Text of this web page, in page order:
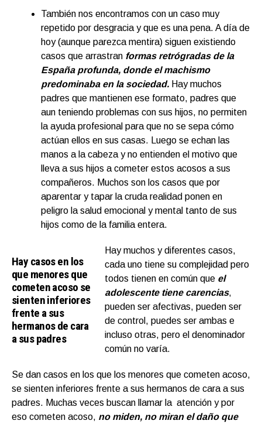
También nos encontramos con un caso muy
repetido por desgracia y que es una pena. A día de
hoy (aunque parezca mentira) siguen existiendo
casos que arrastran formas retrógradas de la
España profunda, donde el machismo
predominaba en la sociedad. Hay muchos
padres que mantienen ese formato, padres que
aun teniendo problemas con sus hijos, no permiten
la ayuda profesional para que no se sepa cómo
actúan ellos en sus casas. Luego se echan las
manos a la cabeza y no entienden el motivo que
lleva a sus hijos a cometer estos acosos a sus
compañeros. Muchos son los casos que por
aparentar y tapar la cruda realidad ponen en
peligro la salud emocional y mental tanto de sus
hijos como de la familia entera.
Hay casos en los
que menores que
cometen acoso se
sienten inferiores
frente a sus
hermanos de cara
a sus padres
Hay muchos y diferentes casos,
cada uno tiene su complejidad pero
todos tienen en común que el
adolescente tiene carencias,
pueden ser afectivas, pueden ser
de control, puedes ser ambas e
incluso otras, pero el denominador
común no varía.
Se dan casos en los que los menores que cometen acoso,
se sienten inferiores frente a sus hermanos de cara a sus
padres. Muchas veces buscan llamar la atención y por
eso cometen acoso, no miden, no miran el daño que